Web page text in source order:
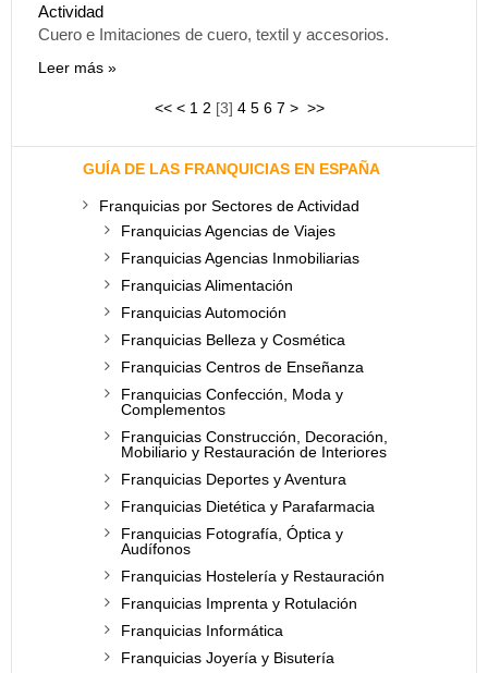
Actividad
Cuero e Imitaciones de cuero, textil y accesorios.
Leer más
<< < 1 2 [3] 4 5 6 7 > >>
GUÍA DE LAS FRANQUICIAS EN ESPAÑA
Franquicias por Sectores de Actividad
Franquicias Agencias de Viajes
Franquicias Agencias Inmobiliarias
Franquicias Alimentación
Franquicias Automoción
Franquicias Belleza y Cosmética
Franquicias Centros de Enseñanza
Franquicias Confección, Moda y
Complementos
Franquicias Construcción, Decoración,
Mobiliario y Restauración de Interiores
Franquicias Deportes y Aventura
Franquicias Dietética y Parafarmacia
Franquicias Fotografía, Óptica y
Audífonos
Franquicias Hostelería y Restauración
Franquicias Imprenta y Rotulación
Franquicias Informática
Franquicias Joyería y Bisutería